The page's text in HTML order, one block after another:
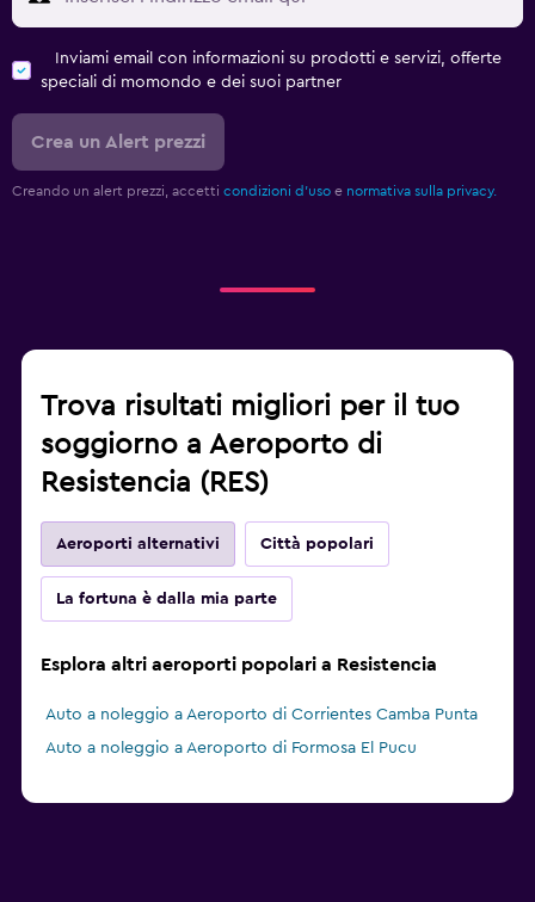
Inviami email con informazioni su prodotti e servizi, offerte
speciali di momondo e dei suoi partner
Crea un Alert prezzi
Creando un alert prezzi, accetti condizioni d'uso e normativa sulla privacy.
Trova risultati migliori per il tuo
soggiorno a Aeroporto di
Resistencia (RES)
Aeroporti alternativi Città popolari
La fortuna è dalla mia parte
Esplora altri aeroporti popolari a Resistencia
Auto a noleggio a Aeroporto di Corrientes Camba Punta
Auto a noleggio a Aeroporto di Formosa El Pucu